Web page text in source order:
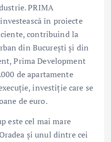
PRIMA
în proiecte
contribuind la
din București și din
Prima Development
de apartamente
investiție care se
de euro.
este cel mai mare
și unul dintre cei